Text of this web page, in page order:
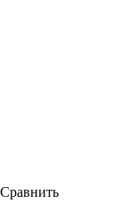
Сравнить